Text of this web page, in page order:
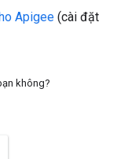
Apigee (cài đặt
không?